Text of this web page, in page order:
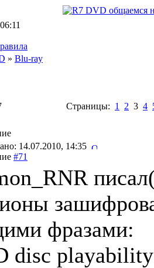
» Blu-ray
Страницы: 1 2 3 4
14.07.2010, 14:35
#71
фразами:
disc